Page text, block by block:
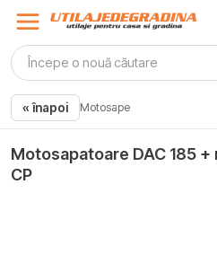
« înapoi Motosape
Motosapatoare DAC 185
CP